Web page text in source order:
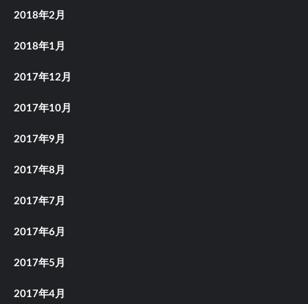
2018年2月
2018年1月
2017年12月
2017年10月
2017年9月
2017年8月
2017年7月
2017年6月
2017年5月
2017年4月